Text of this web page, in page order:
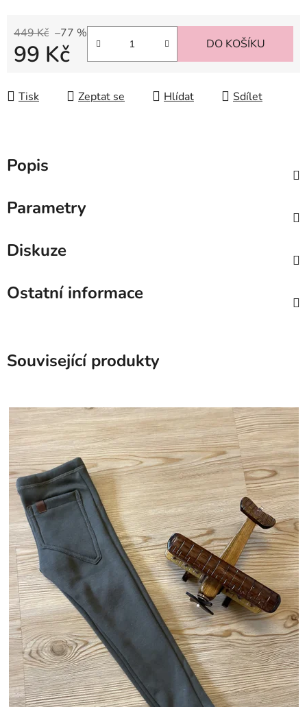
449 Kč –77 %
99 Kč DO KOŠÍKU
Tisk Zeptat se Hlídat Sdílet
Popis
Parametry
Diskuze
Ostatní informace
Související produkty